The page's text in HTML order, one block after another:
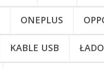
ONEPLUS
KABLE USB